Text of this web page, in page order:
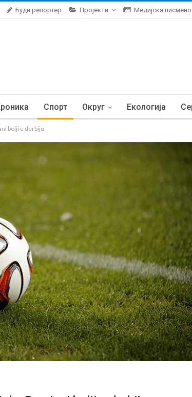
Буди репортер Пројекти Медијска
Спорт Округ Екологија
bolji u derbiju